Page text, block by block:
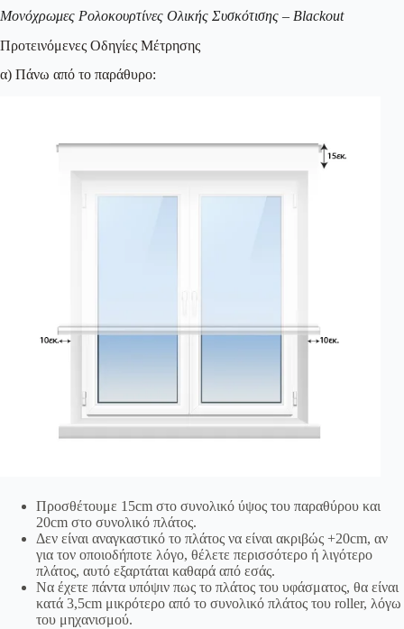
Μονόχρωμες Ρολοκουρτίνες Ολικής Συσκότισης – Blackout
Προτεινόμενες Οδηγίες Μέτρησης
α) Πάνω από το παράθυρο:
Προσθέτουμε 15cm στο συνολικό ύψος του παραθύρου και
20cm στο συνολικό πλάτος.
Δεν είναι αναγκαστικό το πλάτος να είναι ακριβώς +20cm, αν
για τον οποιοδήποτε λόγο, θέλετε περισσότερο ή λιγότερο
πλάτος, αυτό εξαρτάται καθαρά από εσάς.
Να έχετε πάντα υπόψιν πως το πλάτος του υφάσματος, θα είναι
κατά 3,5cm μικρότερο από το συνολικό πλάτος του roller, λόγω
του μηχανισμού.